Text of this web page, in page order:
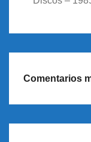
Comentarios